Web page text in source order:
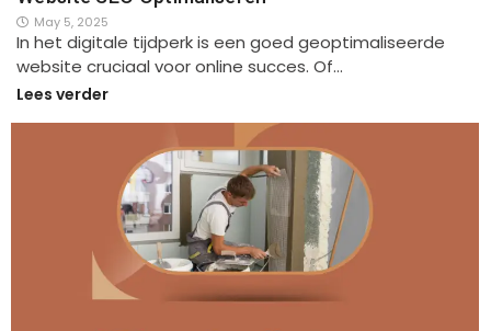
May 5, 2025
In het digitale tijdperk is een goed geoptimaliseerde
website cruciaal voor online succes. Of…
Lees verder